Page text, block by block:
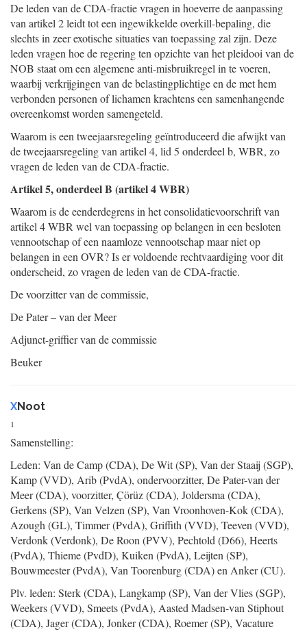
De leden van de CDA-fractie vragen in hoeverre de aanpassing
van artikel 2 leidt tot een ingewikkelde overkill-bepaling, die
slechts in zeer exotische situaties van toepassing zal zijn. Deze
leden vragen hoe de regering ten opzichte van het pleidooi van de
NOB staat om een algemene anti-misbruikregel in te voeren,
waarbij verkrijgingen van de belastingplichtige en de met hem
verbonden personen of lichamen krachtens een samenhangende
overeenkomst worden samengeteld.
Waarom is een tweejaarsregeling geïntroduceerd die afwijkt van
de tweejaarsregeling van artikel 4, lid 5 onderdeel b, WBR, zo
vragen de leden van de CDA-fractie.
Artikel 5, onderdeel B (artikel 4 WBR)
Waarom is de eenderdegrens in het consolidatievoorschrift van
artikel 4 WBR wel van toepassing op belangen in een besloten
vennootschap of een naamloze vennootschap maar niet op
belangen in een OVR? Is er voldoende rechtvaardiging voor dit
onderscheid, zo vragen de leden van de CDA-fractie.
De voorzitter van de commissie,
De Pater – van der Meer
Adjunct-griffier van de commissie
Beuker
XNoot
1
Samenstelling:
Leden: Van de Camp (CDA), De Wit (SP), Van der Staaij (SGP),
Kamp (VVD), Arib (PvdA), ondervoorzitter, De Pater-van der
Meer (CDA), voorzitter, Çörüz (CDA), Joldersma (CDA),
Gerkens (SP), Van Velzen (SP), Van Vroonhoven-Kok (CDA),
Azough (GL), Timmer (PvdA), Griffith (VVD), Teeven (VVD),
Verdonk (Verdonk), De Roon (PVV), Pechtold (D66), Heerts
(PvdA), Thieme (PvdD), Kuiken (PvdA), Leijten (SP),
Bouwmeester (PvdA), Van Toorenburg (CDA) en Anker (CU).
Plv. leden: Sterk (CDA), Langkamp (SP), Van der Vlies (SGP),
Weekers (VVD), Smeets (PvdA), Aasted Madsen-van Stiphout
(CDA), Jager (CDA), Jonker (CDA), Roemer (SP), Vacature